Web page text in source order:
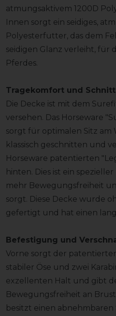
atmungsaktivem 1200D
Innen sorgt ein seidiges,
Polyesterfutter, das dem
seidigen Glanz verleiht, für
Pferdes.
Tragekomfort und Schnitt
Die Decke ist mit dem
versehen. Das Horseware
sorgt für optimalen Sitz am
klassisch geschnitten und
Horseware patentierten
hinten. Dies ist ein
mehr Bewegungsfreiheit
sorgt. Diese Decke wurde
gefertigt und hat einen
Befestigung und
Vorne sorgt der
stabiler Öse und zwei
exzellenten Halt und gibt
Bewegungsfreiheit an
besitzt einen